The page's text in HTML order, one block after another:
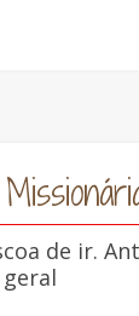
de ir.